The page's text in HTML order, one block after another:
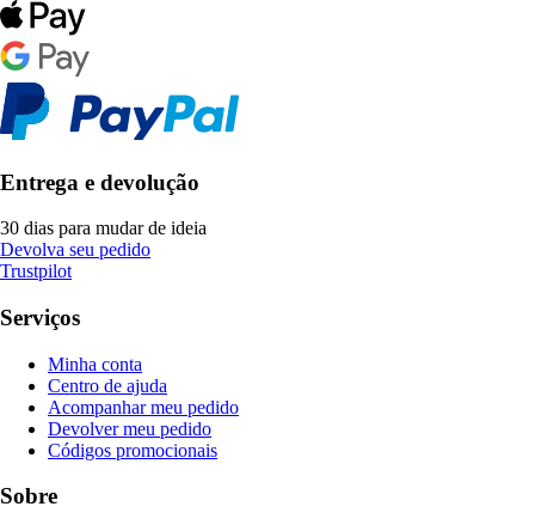
Entrega e devolução
30 dias para mudar de ideia
Devolva seu pedido
Trustpilot
Serviços
Minha conta
Centro de ajuda
Acompanhar meu pedido
Devolver meu pedido
Códigos promocionais
Sobre